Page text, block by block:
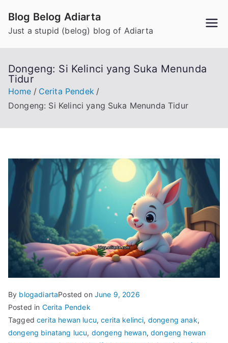
content
Blog Belog Adiarta
Just a stupid (belog) blog of Adiarta
Dongeng: Si Kelinci yang Suka Menunda
Tidur
Home
Cerita Pendek
Dongeng: Si Kelinci yang Suka Menunda Tidur
By blogadiartaPosted on June 9, 2026
Posted in Cerita Pendek
Taggedcerita hewan lucu,cerita kelinci, dongeng anak,
dongeng binatang lucu, dongeng hewan,dongeng hewan